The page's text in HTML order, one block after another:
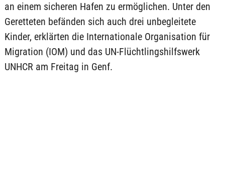
an einem sicheren Hafen zu ermöglichen. Unter den
Geretteten befänden sich auch drei unbegleitete
Kinder, erklärten die Internationale Organisation für
Migration (IOM) und das UN-Flüchtlingshilfswerk
UNHCR am Freitag in Genf.